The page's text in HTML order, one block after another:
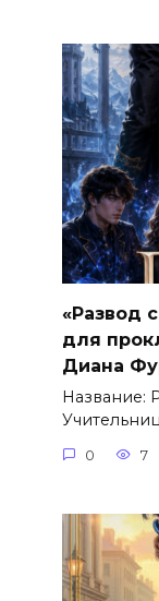
«Развод
для
Диана
Название:
0 7